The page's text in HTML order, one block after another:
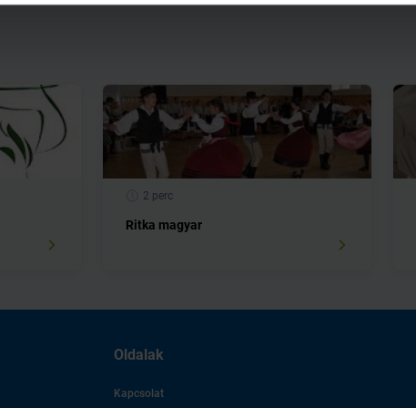
2 perc
Ritka magyar
Oldalak
Kapcsolat